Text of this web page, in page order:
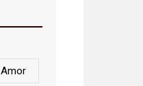
Amor